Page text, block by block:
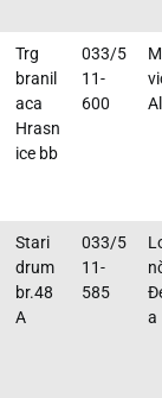
Trg
branil
aca
Hrasn
ice bb
033/5
11-
600
Stari
drum
br.48
A
033/5
11-
585
a